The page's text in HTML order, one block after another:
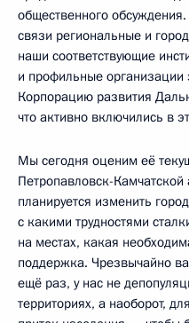
общественного
связи региональные и
наши соответствующие
и профильные организации
Корпорацию развития
что активно включились в
Мы сегодня оценим её
Петропавловск-
планируется изменить
с какими трудностями
на местах, какая
поддержка. Чрезвычайно
ещё раз, у нас не
территориях, а наоборот,